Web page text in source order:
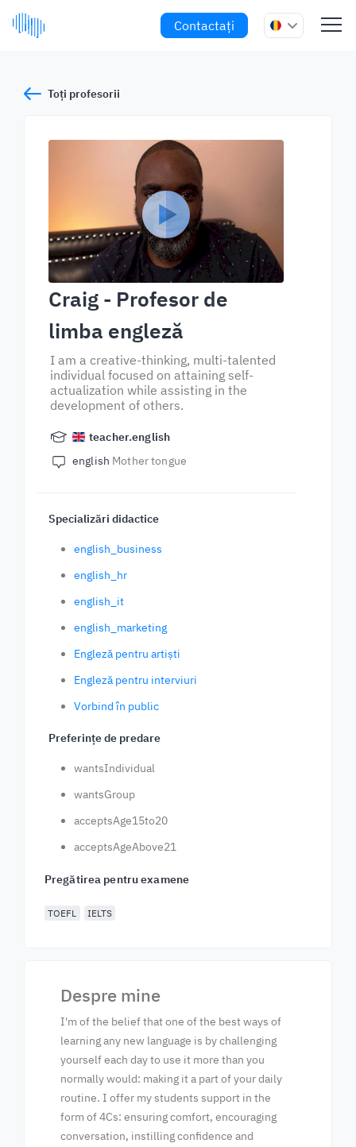
Contactați
Toți profesorii
Craig - Profesor de
limba engleză
I am a creative-thinking, multi-talented
individual focused on attaining self-
actualization while assisting in the
development of others.
teacher.english
english Mother tongue
Specializări didactice
english_business
english_hr
english_it
english_marketing
Engleză pentru artiști
Engleză pentru interviuri
Vorbind în public
Preferințe de predare
wantsIndividual
wantsGroup
acceptsAge15to20
acceptsAgeAbove21
Pregătirea pentru examene
TOEFL IELTS
Despre mine
I'm of the belief that one of the best ways of
learning any new language is by challenging
yourself each day to use it more than you
normally would: making it a part of your daily
routine. I offer my students support in the
form of 4Cs: ensuring comfort, encouraging
conversation, instilling confidence and